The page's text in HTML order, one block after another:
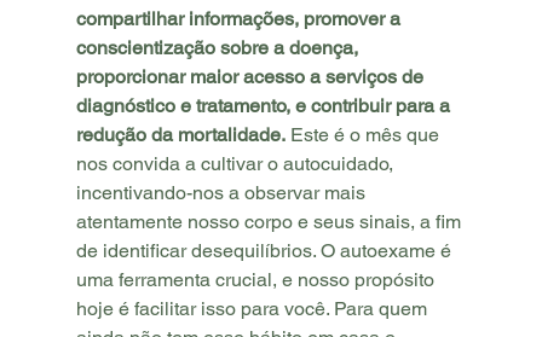
compartilhar informações, promover a
conscientização sobre a doença,
proporcionar maior acesso a serviços de
diagnóstico e tratamento, e contribuir para a
redução da mortalidade. Este é o mês que
nos convida a cultivar o autocuidado,
incentivando-nos a observar mais
atentamente nosso corpo e seus sinais, a fim
de identificar desequilíbrios. O autoexame é
uma ferramenta crucial, e nosso propósito
hoje é facilitar isso para você. Para quem